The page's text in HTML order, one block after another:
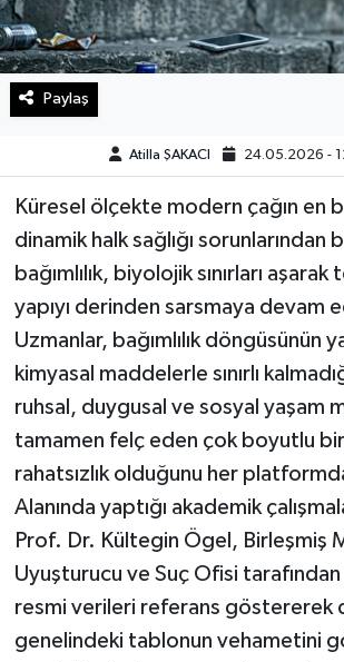
Paylaş
Atilla ŞAKACI 24.05.2026 -
Küresel ölçekte modern çağın en
dinamik halk sağlığı sorunlarından
bağımlılık, biyolojik sınırları aşarak
yapıyı derinden sarsmaya devam
Uzmanlar, bağımlılık döngüsünün
kimyasal maddelerle sınırlı
ruhsal, duygusal ve sosyal yaşam
tamamen felç eden çok boyutlu
rahatsızlık olduğunu her
Alanında yaptığı akademik
Prof. Dr. Kültegin Ögel, Birleşmiş
Uyuşturucu ve Suç Ofisi tarafından
resmi verileri referans göstererek
genelindeki tablonun vehametini
Spor
SürManşet
KAHRAMANMARAŞ